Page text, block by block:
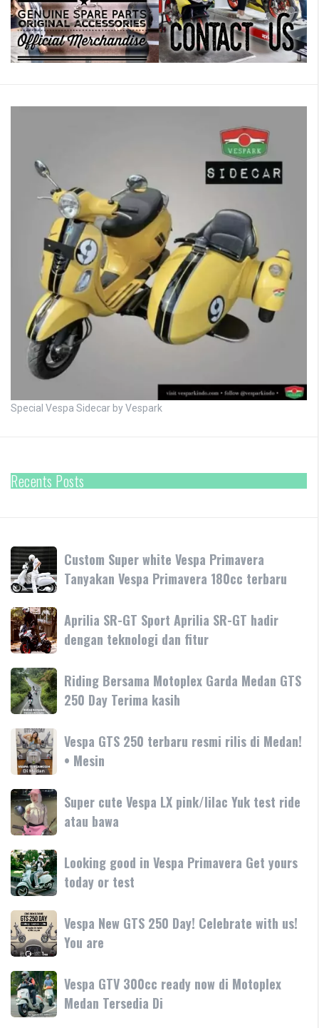
Special Vespa Sidecar by Vespark
Recents Posts
Custom
Super
white
Vespa
Primavera
Tanyakan
Vespa
Primavera
180cc
terbaru
Custom Super white Vespa Primavera
Tanyakan Vespa Primavera 180cc terbaru
Aprilia
SR-
GT
Sport
Aprilia
SR-
GT
hadir
dengan
teknologi
fitur
Aprilia SR-GT Sport Aprilia SR-GT hadir
dengan teknologi dan fitur
Riding
Bersama
Motoplex
Garda
Medan
GTS
250
Day
Terima
kasih
Riding Bersama Motoplex Garda Medan GTS
250 Day Terima kasih
Vespa
GTS
250
terbaru
resmi
rilis
di
Medan!
•
Mesin
Vespa GTS 250 terbaru resmi rilis di Medan!
• Mesin
Super
cute
Vespa
LX
pink/lilac
Yuk
test
ride
atau
bawa
Super cute Vespa LX pink/lilac Yuk test ride
atau bawa
Looking
good
in
Vespa
Primavera
Get
yours
today
or
test
Looking good in Vespa Primavera Get yours
today or test
Vespa
New
GTS
250
Day!
Celebrate
with
Vespa New GTS 250 Day! Celebrate with us!
You are
Vespa
GTV
300cc
Vespa GTV 300cc ready now di Motoplex
Medan Tersedia Di